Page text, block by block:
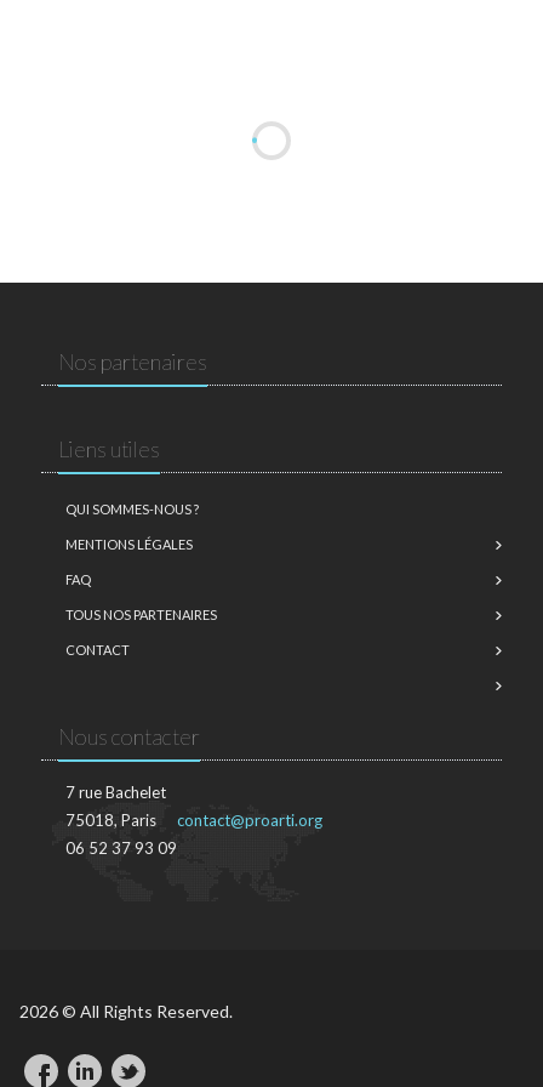
Nos partenaires
Liens utiles
QUI SOMMES-NOUS ?
MENTIONS LÉGALES
FAQ
TOUS NOS PARTENAIRES
CONTACT
Nous contacter
7 rue Bachelet
75018, Paris
06 52 37 93 09
contact@proarti.org
2026 © All Rights Reserved.